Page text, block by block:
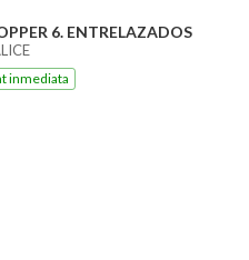
6. ENTRELAZADOS
inmediata